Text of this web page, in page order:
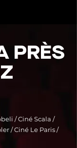
PRÈS
/ Ciné Scala /
/ Ciné Le Paris /